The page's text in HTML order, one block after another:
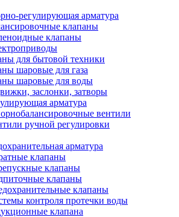
регулирующая арматура
клапаны
клапаны
для бытовой техники
шаровые для газа
шаровые для воды
заслонки, затворы
арматура
вентили
ручной регулировки
арматура
клапаны
клапаны
клапаны
клапаны
контроля протечки воды
клапана